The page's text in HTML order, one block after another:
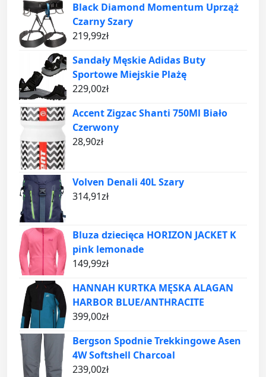
Black Diamond Momentum Uprząż
Czarny Szary
219,99zł
Sandały Męskie Adidas Buty
Sportowe Miejskie Plażę
229,00zł
Accent Zigzac Shanti 750Ml Biało
Czerwony
28,90zł
Volven Denali 40L Szary
314,91zł
Bluza dziecięca HORIZON JACKET K
pink lemonade
149,99zł
HANNAH KURTKA MĘSKA ALAGAN
HARBOR BLUE/ANTHRACITE
399,00zł
Bergson Spodnie Trekkingowe Asen
4W Softshell Charcoal
239,00zł